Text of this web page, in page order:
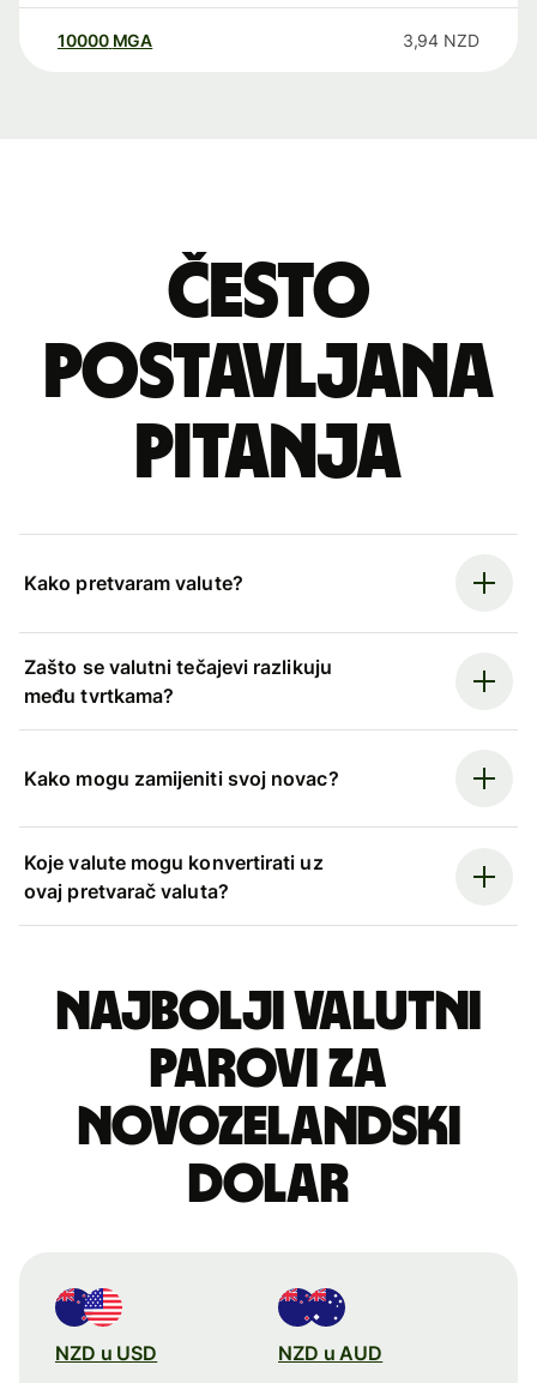
10000 MGA 3,94 NZD
Često
postavljana
pitanja
Kako pretvaram valute?
Zašto se valutni tečajevi razlikuju
među tvrtkama?
Kako mogu zamijeniti svoj novac?
Koje valute mogu konvertirati uz
ovaj pretvarač valuta?
Najbolji valutni
parovi za
novozelandski
dolar
NZD u USD NZD u AUD